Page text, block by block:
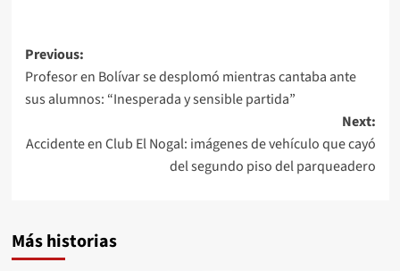
Navegación
de
entradas
Previous:
Profesor en Bolívar se desplomó mientras cantaba ante
sus alumnos: “Inesperada y sensible partida”
Next:
Accidente en Club El Nogal: imágenes de vehículo que cayó
del segundo piso del parqueadero
Más historias